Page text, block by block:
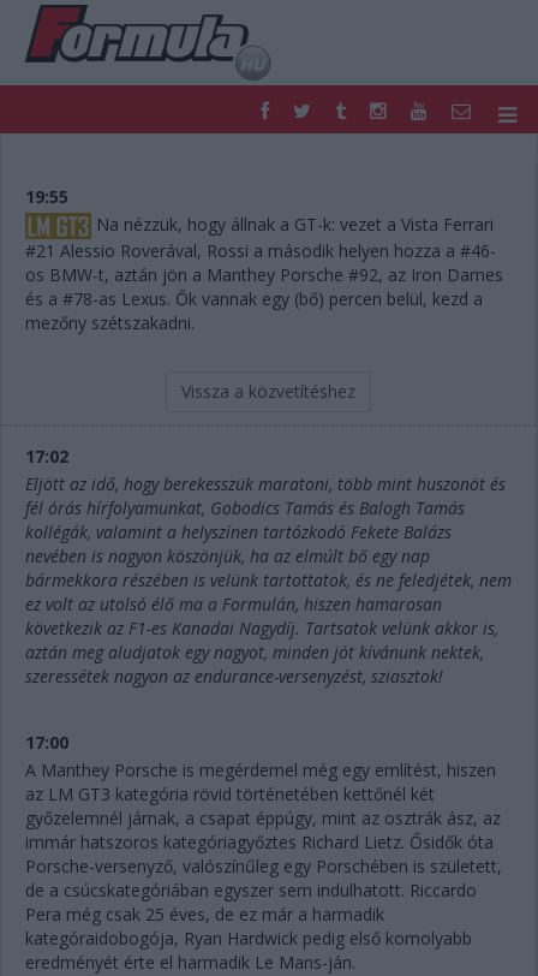
FORMULA
NEMZETKÖZI
HAZAI
RETRO
EGYÉB
PODCAST
SHOP
LIVE
TIPPJÁTÉK
DIGITÁLIS MAGAZIN
19:55
Na nézzük, hogy állnak a GT-k: vezet a Vista Ferrari
#21 Alessio Roverával, Rossi a második helyen hozza a #46-
os BMW-t, aztán jön a Manthey Porsche #92, az Iron Dames
és a #78-as Lexus. Ők vannak egy (bő) percen belül, kezd a
mezőny szétszakadni.
Vissza a közvetítéshez
17:02
Eljött az idő, hogy berekesszük maratoni, több mint huszonöt és
fél órás hírfolyamunkat, Gobodics Tamás és Balogh Tamás
kollégák, valamint a helyszínen tartózkodó Fekete Balázs
nevében is nagyon köszönjük, ha az elmúlt bő egy nap
bármekkora részében is velünk tartottatok, és ne feledjétek, nem
ez volt az utolsó élő ma a Formulán, hiszen hamarosan
következik az F1-es Kanadai Nagydíj. Tartsatok velünk akkor is,
aztán meg aludjatok egy nagyot, minden jót kívánunk nektek,
szeressétek nagyon az endurance-versenyzést, sziasztok!
17:00
A Manthey Porsche is megérdemel még egy említést, hiszen
az LM GT3 kategória rövid történetében kettőnél két
győzelemnél járnak, a csapat éppúgy, mint az osztrák ász, az
immár hatszoros kategóriagyőztes Richard Lietz. Ősidők óta
Porsche-versenyző, valószínűleg egy Porschében is született,
de a csúcskategóriában egyszer sem indulhatott. Riccardo
Pera még csak 25 éves, de ez már a harmadik
kategóraidobogója, Ryan Hardwick pedig első komolyabb
eredményét érte el harmadik Le Mans-ján.